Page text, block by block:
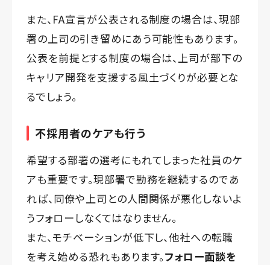
また、FA宣言が公表される制度の場合は、現部
署の上司の引き留めにあう可能性もあります。
公表を前提とする制度の場合は、上司が部下の
キャリア開発を支援する風土づくりが必要とな
るでしょう。
不採用者のケアも行う
希望する部署の選考にもれてしまった社員のケ
アも重要です。現部署で勤務を継続するのであ
れば、同僚や上司との人間関係が悪化しないよ
うフォローしなくてはなりません。
また、モチベーションが低下し、他社への転職
を考え始める恐れもあります。フォロー面談を